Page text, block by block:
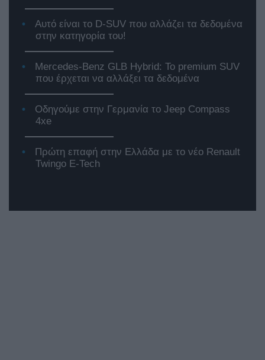
Αυτό είναι το D-SUV που αλλάζει τα δεδομένα
στην κατηγορία του!
Mercedes-Benz GLB Hybrid: Το premium SUV
που έρχεται να αλλάξει τα δεδομένα
Οδηγούμε στην Γερμανία το Jeep Compass
4xe
Πρώτη επαφή στην Ελλάδα με το νέο Renault
Twingo E-Tech